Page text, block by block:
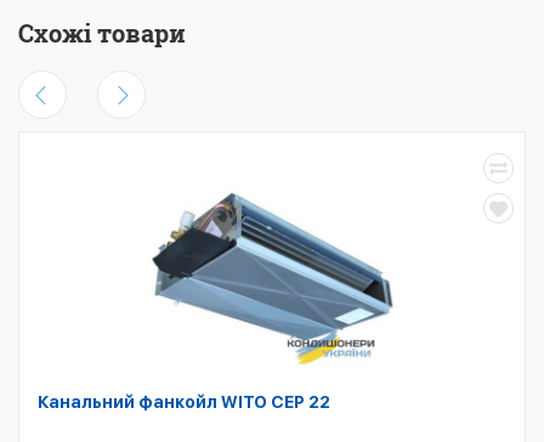
Схожі товари
Канальний фанкойл WITO CEP 22